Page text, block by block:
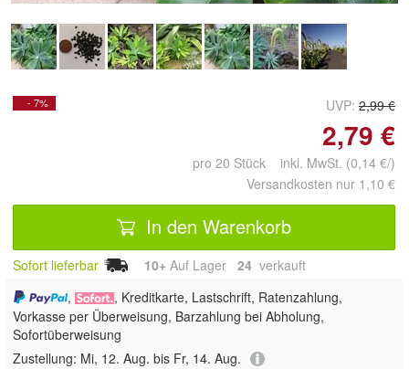
- 7% UVP: 2,99 €
2,79 €
pro 20 Stück inkl. MwSt. (0,14 €/)
Versandkosten nur 1,10 €
In den Warenkorb
Sofort lieferbar 10+ Auf Lager 24 verkauft
,
, Kreditkarte, Lastschrift, Ratenzahlung,
Vorkasse per Überweisung, Barzahlung bei Abholung,
Sofortüberweisung
Zustellung: Mi, 12. Aug. bis Fr, 14. Aug.